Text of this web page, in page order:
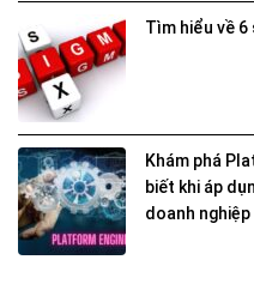
Tìm hiểu về 6
Khám phá
biết khi áp
doanh nghiệp